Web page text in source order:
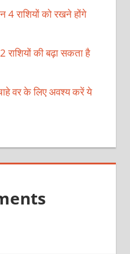
राशियों को रखने होंगे
राशियों की बढ़ा सकता है
वर के लिए अवश्य करें ये